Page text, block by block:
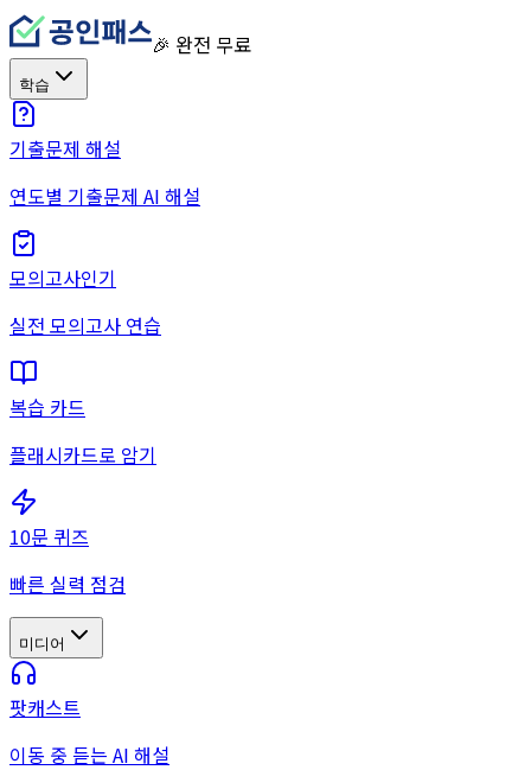
🎉 완전 무료
학습
기출문제 해설
연도별 기출문제 AI 해설
모의고사인기
실전 모의고사 연습
복습 카드
플래시카드로 암기
10문 퀴즈
빠른 실력 점검
미디어
팟캐스트
이동 중 듣는 AI 해설